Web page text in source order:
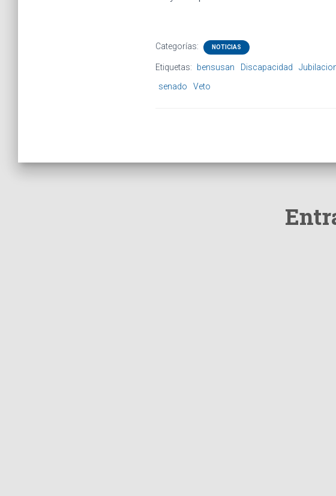
Categorías: NOTICIAS
Etiquetas: bensusan Discapacidad
senado
Veto